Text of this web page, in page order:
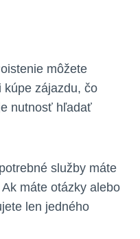
môžete
kúpe zájazdu, čo
nutnosť hľadať
služby máte
máte otázky alebo
len jedného